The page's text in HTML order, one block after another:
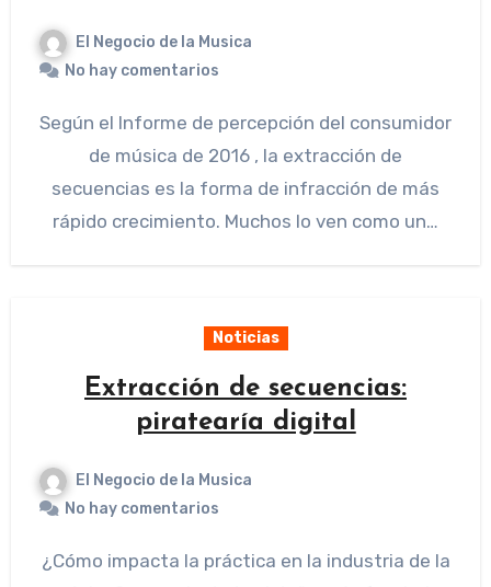
El Negocio de la Musica
No hay comentarios
Según el Informe de percepción del consumidor
de música de 2016 , la extracción de
secuencias es la forma de infracción de más
rápido crecimiento. Muchos lo ven como un…
Noticias
Extracción de secuencias:
piratearía digital
El Negocio de la Musica
No hay comentarios
¿Cómo impacta la práctica en la industria de la